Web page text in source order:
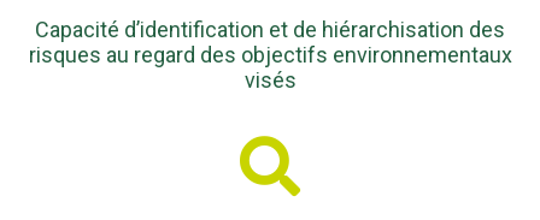
Capacité d’identification et de hiérarchisation des
risques au regard des objectifs environnementaux
visés